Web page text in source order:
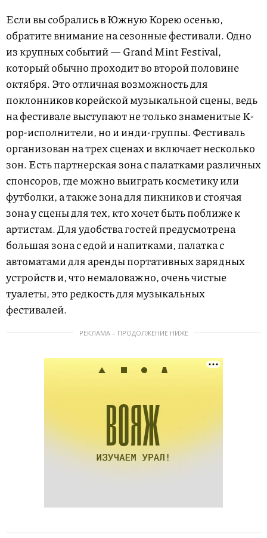
Если вы собрались в Южную Корею осенью,
обратите внимание на сезонные фестивали. Одно
из крупных событий — Grand Mint Festival,
который обычно проходит во второй половине
октября. Это отличная возможность для
поклонников корейской музыкальной сцены, ведь
на фестивале выступают не только знаменитые K-
pop-исполнители, но и инди-группы. Фестиваль
организован на трех сценах и включает несколько
зон. Есть партнерская зона с палатками различных
спонсоров, где можно выиграть косметику или
футболки, а также зона для пикников и стоячая
зона у сцены для тех, кто хочет быть поближе к
артистам. Для удобства гостей предусмотрена
большая зона с едой и напитками, палатка с
автоматами для аренды портативных зарядных
устройств и, что немаловажно, очень чистые
туалеты, это редкость для музыкальных
фестивалей.
РЕКЛАМА – ПРОДОЛЖЕНИЕ НИЖЕ